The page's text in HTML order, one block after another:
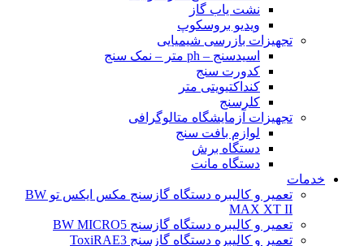
نشت یاب گاز
ویدیو بروسکوپ
تجهیزات بازرسی شیمیایی
اسیدسنج – ph متر – نمک سنج
کدورت سنج
کنداکتیویتی متر
کلرسنج
تجهیزات آزمایشگاه متالوگرافی
لوازم بافت سنج
دستگاه برش
دستگاه مانت
خدمات
تعمیر و کالیبره دستگاه گازسنج مکس ایکس تو BW
MAX XT II
تعمیر و کالیبره دستگاه گازسنج BW MICRO5
تعمیر و کالیبره دستگاه گازسنج ToxiRAE3